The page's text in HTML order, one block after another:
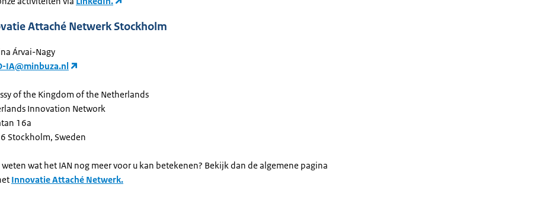
Attaché Netwerk Stockholm
Árvai-Nagy
IA@minbuza.nl
of the Kingdom of the Netherlands
Innovation Network
16a
Stockholm, Sweden
wat het IAN nog meer voor u kan betekenen? Bekijk dan de algemene pagina
Innovatie Attaché Netwerk.